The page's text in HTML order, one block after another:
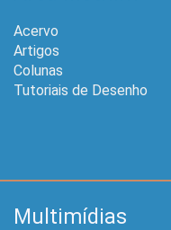
Acervo
Artigos
Colunas
Tutoriais de Desenho
Multimídias